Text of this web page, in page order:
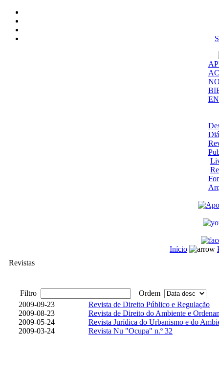
Início
Revistas
Filtro
Ordem
2009-09-23
Revista de Direito Público e Regulação
2009-08-23
Revista de Direito do Ambiente e
2009-05-24
Revista Jurídica do Urbanismo e do
2009-03-24
Revista Nu "Ocupa" n.º 32